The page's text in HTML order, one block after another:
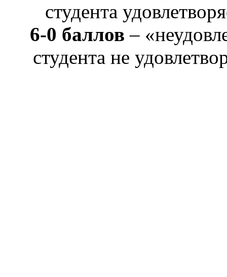
студента
6-0 баллов –
студента не